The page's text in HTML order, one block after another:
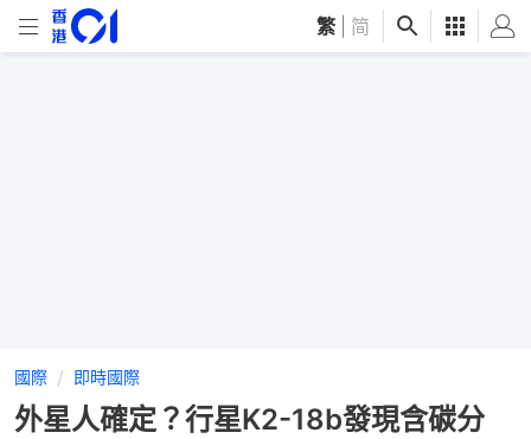
繁 简
國際 即時國際
外星人確定？行星K2-18b發現含碳分